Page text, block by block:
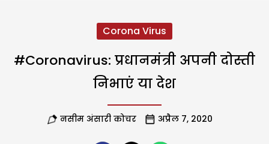
Corona Virus
#coronavirus: प्रधानमंत्री अपनी दोस्ती
निभाएं या देश
नसीम अंसारी कोचर अप्रैल 7, 2020